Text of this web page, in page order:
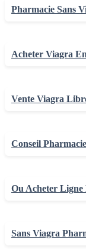
Pharmacie Sans
Acheter Viagra
Vente Viagra
Conseil
Ou Acheter
Sans Viagra